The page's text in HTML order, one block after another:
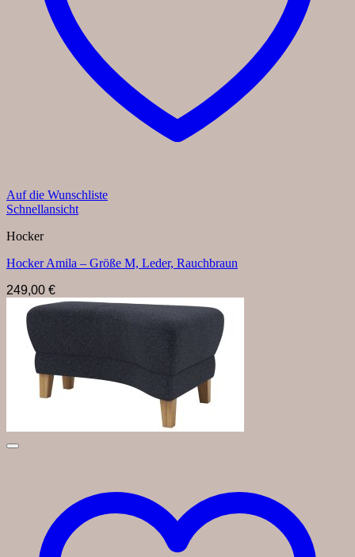
Auf die Wunschliste
Schnellansicht
Hocker
Hocker Amila – Größe M, Leder, Rauchbraun
249,00 €